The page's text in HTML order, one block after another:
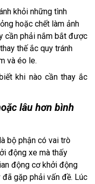
khỏi những tình
hoặc chết làm ảnh
cần phải nắm bắt được
thế ắc quy tránh
và éo le.
khi nào cần thay ắc
lâu hơn bình
bộ phận có vai trò
động xe mà thấy
động cơ khởi động
gặp phải vấn đề. Lúc